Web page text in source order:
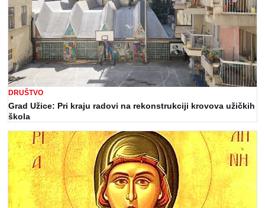
DRUŠTVO
Grad Užice: Pri kraju radovi na rekonstrukciji krovova užičkih
škola